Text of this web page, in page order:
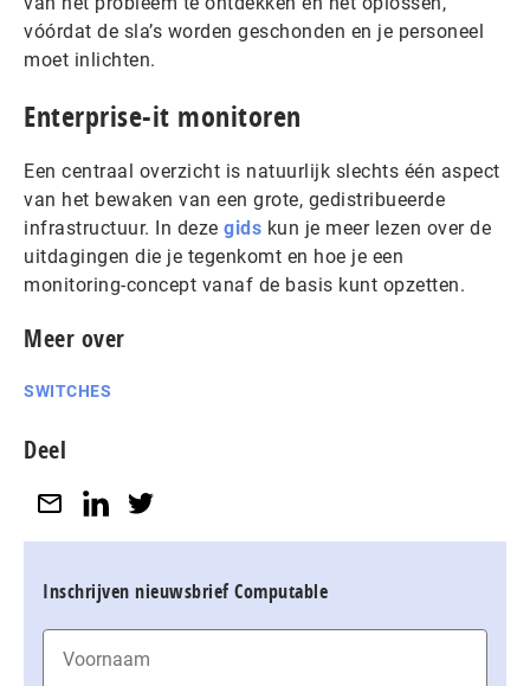
vóórdat de sla’s worden geschonden en je personeel
moet inlichten.
Enterprise-it monitoren
Een centraal overzicht is natuurlijk slechts één aspect
van het bewaken van een grote, gedistribueerde
infrastructuur. In deze gids kun je meer lezen over de
uitdagingen die je tegenkomt en hoe je een
monitoring-concept vanaf de basis kunt opzetten.
Meer over
SWITCHES
Deel
Inschrijven nieuwsbrief Computable